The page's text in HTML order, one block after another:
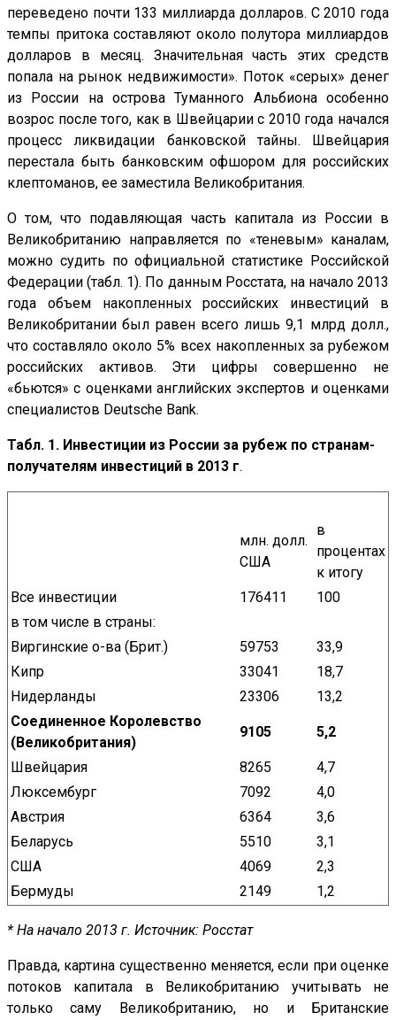
переведено почти 133 миллиарда долларов. С 2010 года
темпы притока составляют около полутора миллиардов
долларов в месяц. Значительная часть этих средств
попала на рынок недвижимости». Поток «серых» денег
из России на острова Туманного Альбиона особенно
возрос после того, как в Швейцарии с 2010 года начался
процесс ликвидации банковской тайны. Швейцария
перестала быть банковским офшором для российских
клептоманов, ее заместила Великобритания.
О том, что подавляющая часть капитала из России в
Великобританию направляется по «теневым» каналам,
можно судить по официальной статистике Российской
Федерации (табл. 1). По данным Росстата, на начало 2013
года объем накопленных российских инвестиций в
Великобритании был равен всего лишь 9,1 млрд долл.,
что составляло около 5% всех накопленных за рубежом
российских активов. Эти цифры совершенно не
«бьются» с оценками английских экспертов и оценками
специалистов Deutsche Bank.
Табл. 1. Инвестиции из России за рубеж по странам-
получателям инвестиций в 2013 г.
млн. долл.
США
в
процентах
к итогу
Все инвестиции
176411
100
в том числе в страны:
Виргинские о-ва (Брит.)
59753
33,9
Кипр
33041
18,7
Нидерланды
23306
13,2
Соединенное Королевство
(Великобритания)
9105 5,2
Швейцария 8265
4,7
Люксембург
7092
4,0
Австрия
6364
3,6
Беларусь
5510
3,1
США
4069
2,3
Бермуды
2149 1,2
* На начало 2013 г. Источник: Росстат
Правда, картина существенно меняется, если при оценке
потоков капитала в Великобританию учитывать не
только саму Великобританию, но и Британские